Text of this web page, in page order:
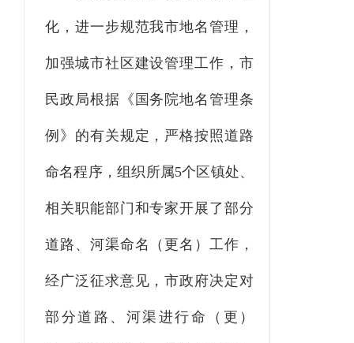
化，进一步规范我市地名管理，
加强城市社区建设管理工作， 市
民政局根据《国务院地名管理条
例》的有关规定，严格按照道路
命名程序，组织所属5个区镇处、
相关职能部门和专家开展了部分
道路、河渠命名（更名）工作 ，
经广泛征求意见，市政府决定对
部分道路、河渠进行命（更）